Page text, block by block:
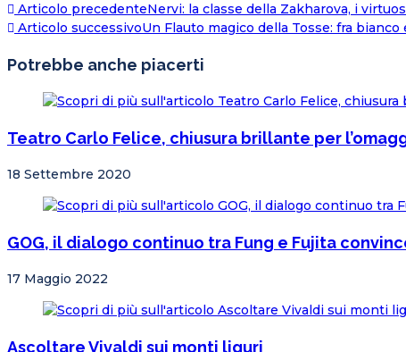
Articolo precedenteNervi: la classe della Zakharova, i
Articolo successivoUn Flauto magico della Tosse: fra
Potrebbe anche piacerti
Teatro Carlo Felice, chiusura brillante per
18 Settembre 2020
GOG, il dialogo continuo tra Fung e Fujita
17 Maggio 2022
Ascoltare Vivaldi sui monti liguri